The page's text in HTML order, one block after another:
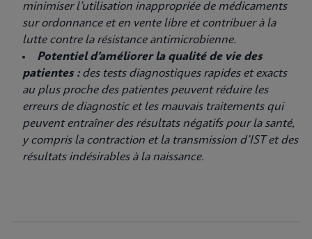
minimiser l’utilisation inappropriée de médicaments
sur ordonnance et en vente libre et contribuer à la
lutte contre la résistance antimicrobienne.
Potentiel d’améliorer la qualité de vie des
patientes :des tests diagnostiques rapides et exacts
au plus proche des patientes peuvent réduire les
erreurs de diagnostic et les mauvais traitements qui
peuvent entraîner des résultats négatifs pour la santé,
y compris la contraction et la transmission d’IST et des
résultats indésirables à la naissance.